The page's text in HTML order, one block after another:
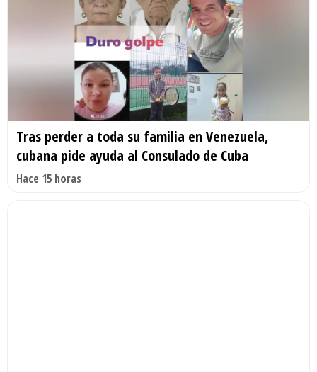
Tras perder a toda su familia en Venezuela,
cubana pide ayuda al Consulado de Cuba
Hace 15 horas